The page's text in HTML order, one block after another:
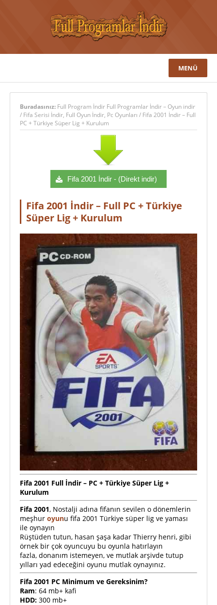
MENÜ
Buradasınız: Full Program İndir Full Programlar İndir – Oyun indir
/ Fifa Serisi İndir, Full Oyun İndir, Pc Oyunları / Fifa 2001 İndir – Full
PC + Türkiye Süper Lig + Kurulum
Fifa 2001 İndir - (Direkt indir)
Fifa 2001 İndir – Full PC + Türkiye
Süper Lig + Kurulum
Fifa 2001 Full İndir – PC + Türkiye Süper Lig +
Kurulum
Fifa 2001, Nostalji adına fifanın sevilen o dönemlerin
meşhur oyunu fifa 2001 Türkiye süper lig ve yaması
ile oynayın
Rüştüden tutun, hasan şaşa kadar Thierry henri, gibi
örnek bir çok oyuncuyu bu oyunla hatırlayın
fazla, donanım istemeyen, ve mutlak arşivde tutup
yılları yad edeceğini oyunu mutlak oynayınız.
Fifa 2001 PC Minimum ve Gereksinim?
Ram: 64 mb+ kafi
HDD: 300 mb+